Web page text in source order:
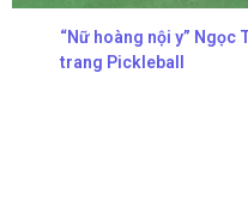
“Nữ hoàng nội y” Ngọc
trang Pickleball